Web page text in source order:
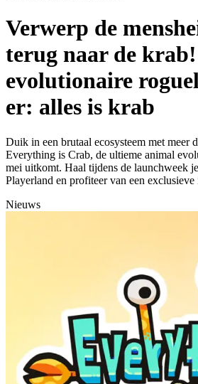
Verwerp de
terug naar de
evolutionaire
er: alles is krab
Duik in een brutaal ecosysteem met meer
Everything is Crab, de ultieme animal
mei uitkomt. Haal tijdens de launchweek
Playerland en profiteer van een
Nieuws